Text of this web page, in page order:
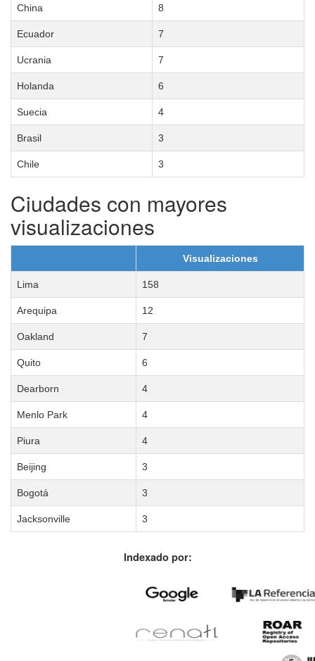
China 8
Ecuador 7
Ucrania 7
Holanda 6
Suecia 4
Brasil 3
Chile 3
Ciudades con mayores
visualizaciones
Visualizaciones
Lima 158
Arequipa 12
Oakland 7
Quito 6
Dearborn 4
Menlo Park 4
Piura 4
Beijing 3
Bogotá 3
Jacksonville 3
Indexado por: